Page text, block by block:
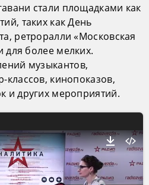
стали площадками как
таких как День
ретроралли «Московская
для более мелких.
музыкантов,
классов, кинопоказов,
и других мероприятий.